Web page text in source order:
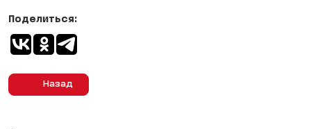
Назад
Поделиться: